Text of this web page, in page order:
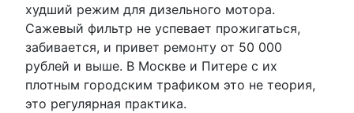
худший режим для дизельного мотора.
Сажевый фильтр не успевает прожигаться,
забивается, и привет ремонту от 50 000
рублей и выше. В Москве и Питере с их
плотным городским трафиком это не теория,
это регулярная практика.